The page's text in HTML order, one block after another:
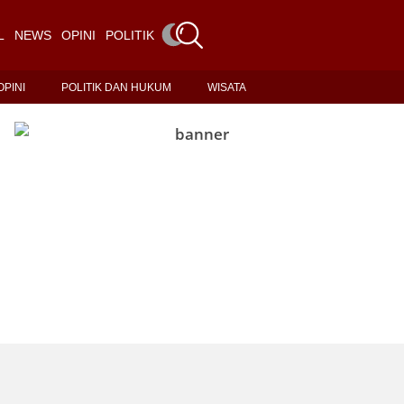
NEWS OPINI POLITIK DAN HUKUM
POLITIK DAN HUKUM WISATA